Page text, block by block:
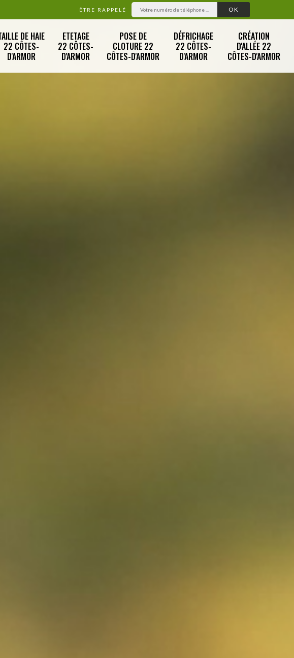
ÊTRE RAPPELÉ
DE HAIE
22 CÔTES-
D'ARMOR
ETETAGE
22 CÔTES-
D'ARMOR
POSE DE
CLOTURE 22
CÔTES-D'ARMOR
DÉFRICHAGE
22 CÔTES-
D'ARMOR
CRÉATION
D'ALLÉE 22
CÔTES-D'ARMOR